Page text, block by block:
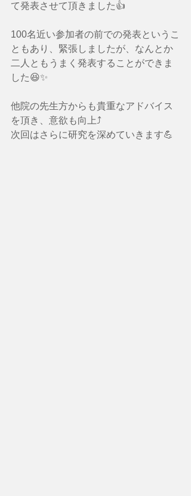
て発表させて頂きました👍
100名近い参加者の前での発表というこ
ともあり、緊張しましたが、なんとか
二人ともうまく発表することができま
した😆✨️
他院の先生方からも貴重なアドバイス
を頂き、意欲も向上⤴️
次回はさらに研究を深めていきます💪